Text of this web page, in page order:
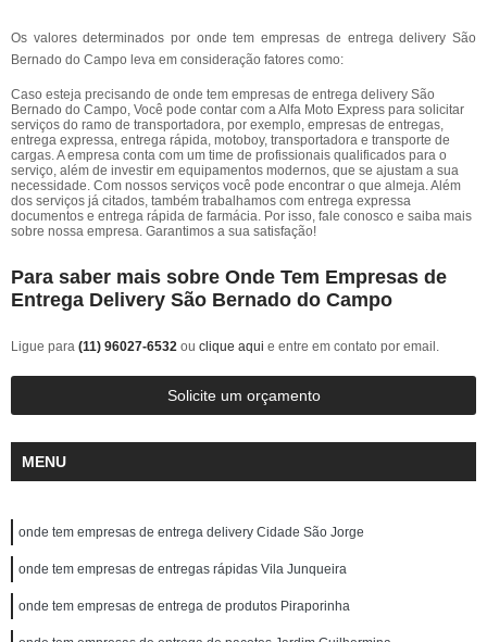
Os valores determinados por onde tem empresas de entrega delivery São
Bernado do Campo leva em consideração fatores como:
Caso esteja precisando de onde tem empresas de entrega delivery São
Bernado do Campo, Você pode contar com a Alfa Moto Express para solicitar
serviços do ramo de transportadora, por exemplo, empresas de entregas,
entrega expressa, entrega rápida, motoboy, transportadora e transporte de
cargas. A empresa conta com um time de profissionais qualificados para o
serviço, além de investir em equipamentos modernos, que se ajustam a sua
necessidade. Com nossos serviços você pode encontrar o que almeja. Além
dos serviços já citados, também trabalhamos com entrega expressa
documentos e entrega rápida de farmácia. Por isso, fale conosco e saiba mais
sobre nossa empresa. Garantimos a sua satisfação!
Para saber mais sobre Onde Tem Empresas de
Entrega Delivery São Bernado do Campo
Ligue para (11) 96027-6532 ou clique aqui e entre em contato por email.
Solicite um orçamento
MENU
onde tem empresas de entrega delivery Cidade São Jorge
onde tem empresas de entregas rápidas Vila Junqueira
onde tem empresas de entrega de produtos Piraporinha